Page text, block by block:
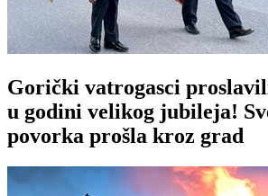
Gorički vatrogasci
u godini velikog jubileja!
povorka prošla kroz grad